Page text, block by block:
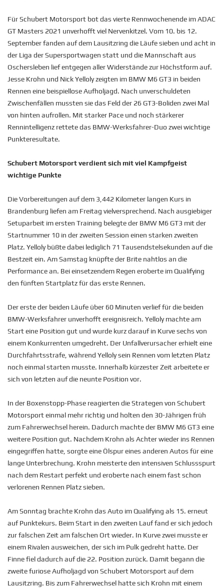
Für Schubert Motorsport bot das vierte Rennwochenende im ADAC
GT Masters 2021 unverhofft viel Nervenkitzel. Vom 10. bis 12.
September fanden auf dem Lausitzring die Läufe sieben und acht in
der Liga der Supersportwagen statt und die Mannschaft aus
Oschersleben lief entgegen aller Widerstände zur Höchstform auf.
Jesse Krohn und Nick Yelloly zeigten im BMW M6 GT3 in beiden
Rennen eine beispiellose Aufholjagd. Nach unverschuldeten
Zwischenfällen mussten sie das Feld der 26 GT3-Boliden zwei Mal
von hinten aufrollen. Mit starker Pace und noch stärkerer
Rennintelligenz rettete das BMW-Werksfahrer-Duo zwei wichtige
Punkteresultate.
Schubert Motorsport verdient sich mit viel Kampfgeist
wichtige Punkte
Die Vorbereitungen auf dem 3,442 Kilometer langen Kurs in
Brandenburg liefen am Freitag vielversprechend. Nach ausgiebiger
Setuparbeit im ersten Training belegte der BMW M6 GT3 mit der
Startnummer 10 in der zweiten Session einen starken zweiten
Platz. Yelloly büßte dabei lediglich 71 Tausendstelsekunden auf die
Bestzeit ein. Am Samstag knüpfte der Brite nahtlos an die
Performance an. Bei einsetzendem Regen eroberte im Qualifying
den fünften Startplatz für das erste Rennen.
Der erste der beiden Läufe über 60 Minuten verlief für die beiden
BMW-Werksfahrer unverhofft ereignisreich. Yelloly machte am
Start eine Position gut und wurde kurz darauf in Kurve sechs von
einem Konkurrenten umgedreht. Der Unfallverursacher erhielt eine
Durchfahrtsstrafe, während Yelloly sein Rennen vom letzten Platz
noch einmal starten musste. Innerhalb kürzester Zeit arbeitete er
sich von letzten auf die neunte Position vor.
In der Boxenstopp-Phase reagierten die Strategen von Schubert
Motorsport einmal mehr richtig und holten den 30-Jährigen früh
zum Fahrerwechsel herein. Dadurch machte der BMW M6 GT3 eine
weitere Position gut. Nachdem Krohn als Achter wieder ins Rennen
eingegriffen hatte, sorgte eine Ölspur eines anderen Autos für eine
lange Unterbrechung. Krohn meisterte den intensiven Schlussspurt
nach dem Restart perfekt und eroberte nach einem fast schon
verlorenen Rennen Platz sieben.
Am Sonntag brachte Krohn das Auto im Qualifying als 15. erneut
auf Punktekurs. Beim Start in den zweiten Lauf fand er sich jedoch
zur falschen Zeit am falschen Ort wieder. In Kurve zwei musste er
einem Rivalen ausweichen, der sich im Pulk gedreht hatte. Der
Finne fiel dadurch auf die 22. Position zurück. Damit begann die
zweite furiose Aufholjagd von Schubert Motorsport auf dem
Lausitzring. Bis zum Fahrerwechsel hatte sich Krohn mit einem